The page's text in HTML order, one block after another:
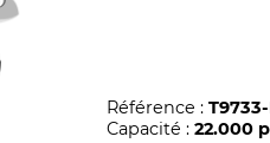
Référence :
Capacité : 22.000